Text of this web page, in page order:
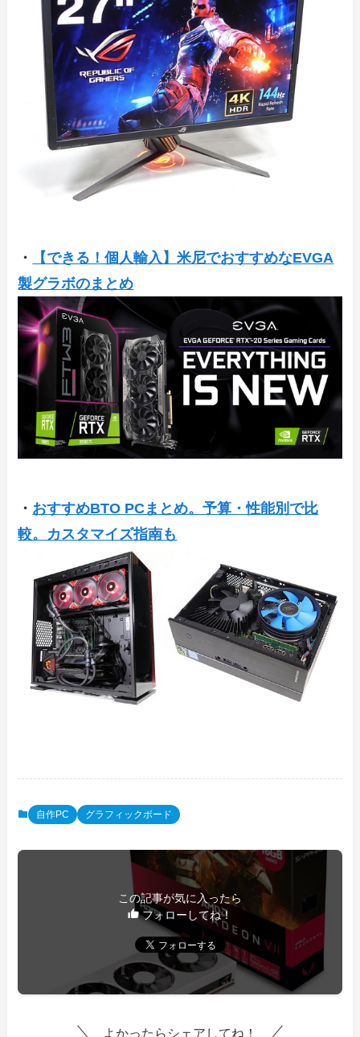
・
【できる！個人輸入】米尼でおすすめなEVGA
製グラボのまとめ
・ おすすめBTO PCまとめ。予算・性能別で比
較。カスタマイズ指南も
自作PC グラフィックボード
この記事が気に入ったら
フォローしてね！
よかったらシェアしてね！